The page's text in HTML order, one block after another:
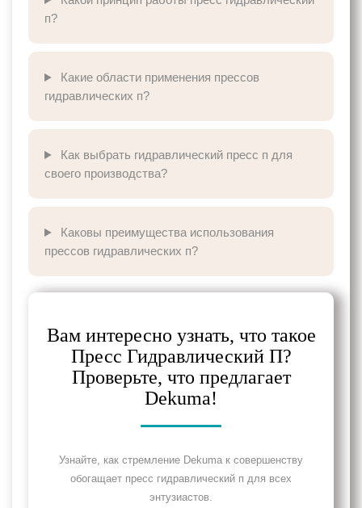
п?
Какие области применения прессов
гидравлических п?
Как выбрать гидравлический пресс п для
своего производства?
Каковы преимущества использования
прессов гидравлических п?
Вам интересно узнать, что такое
Пресс Гидравлический П?
Проверьте, что предлагает
Dekuma!
Узнайте, как стремление Dekuma к совершенству
обогащает пресс гидравлический п для всех
энтузиастов.